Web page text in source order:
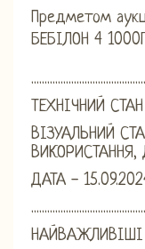
Предметом
БЕБІЛОН 4 1000Г
ТЕХНІЧНИЙ
ВІЗУАЛЬНИЙ
ДАТА -
НАЙВАЖЛИВІШІ